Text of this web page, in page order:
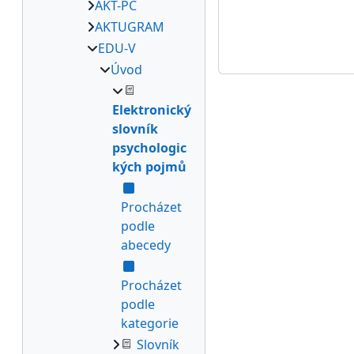
AKT-PC
AKTUGRAM
EDU-V
Úvod
Elektronický
slovník
psychologic
kých pojmů
Procházet
podle
abecedy
Procházet
podle
kategorie
Slovník